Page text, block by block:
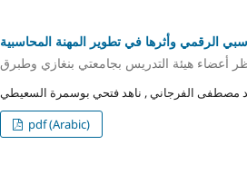
الرقمي وأثرها في تطوير المهنة المحاسبية
أعضاء هيئة التدريس بجامعتي بنغازي وطبرق
pdf (Arabic)